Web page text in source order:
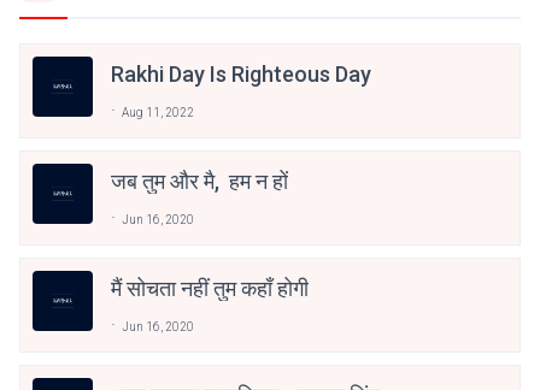
Rakhi Day Is Righteous Day
Aug 11, 2022
जब तुम और मै, हम न हों
Jun 16, 2020
मैं सोचता नहीं तुम कहाँ होगी
Jun 16, 2020